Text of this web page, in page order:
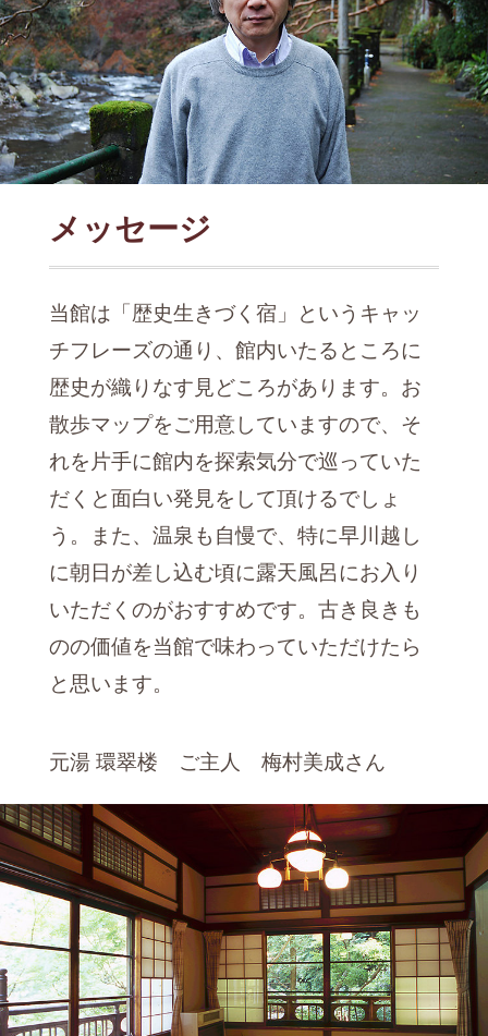
メッセージ
当館は「歴史生きづく宿」というキャッ
チフレーズの通り、館内いたるところに
歴史が織りなす見どころがあります。お
散歩マップをご用意していますので、そ
れを片手に館内を探索気分で巡っていた
だくと面白い発見をして頂けるでしょ
う。また、温泉も自慢で、特に早川越し
に朝日が差し込む頃に露天風呂にお入り
いただくのがおすすめです。古き良きも
のの価値を当館で味わっていただけたら
と思います。
元湯 環翠楼 ご主人 梅村美成さん